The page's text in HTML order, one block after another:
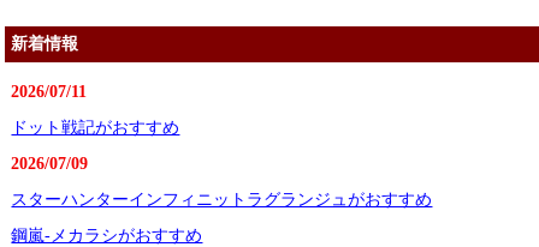
新着情報
2026/07/11
ドット戦記がおすすめ
2026/07/09
スターハンターインフィニットラグランジュがおすすめ
鋼嵐-メカラシがおすすめ